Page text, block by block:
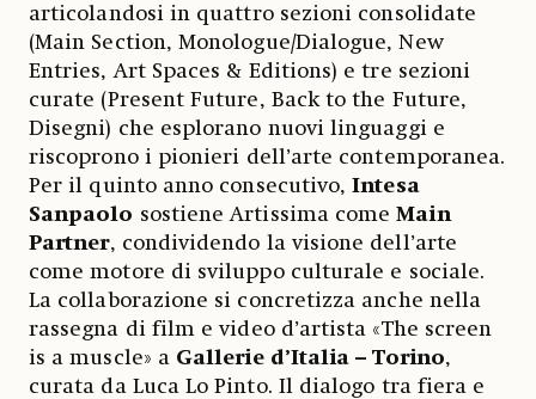
articolandosi in quattro sezioni consolidate
(Main Section, Monologue/Dialogue, New
Entries, Art Spaces & Editions) e tre sezioni
curate (Present Future, Back to the Future,
Disegni) che esplorano nuovi linguaggi e
riscoprono i pionieri dell’arte contemporanea.
Per il quinto anno consecutivo, Intesa
Sanpaolo sostiene Artissima comeMain
Partner, condividendo la visione dell’arte
come motore di sviluppo culturale e sociale.
La collaborazione si concretizza anche nella
rassegna di film e video d’artista «The screen
is a muscle» a Gallerie d’Italia – Torino,
curata da Luca Lo Pinto. Il dialogo tra fiera e